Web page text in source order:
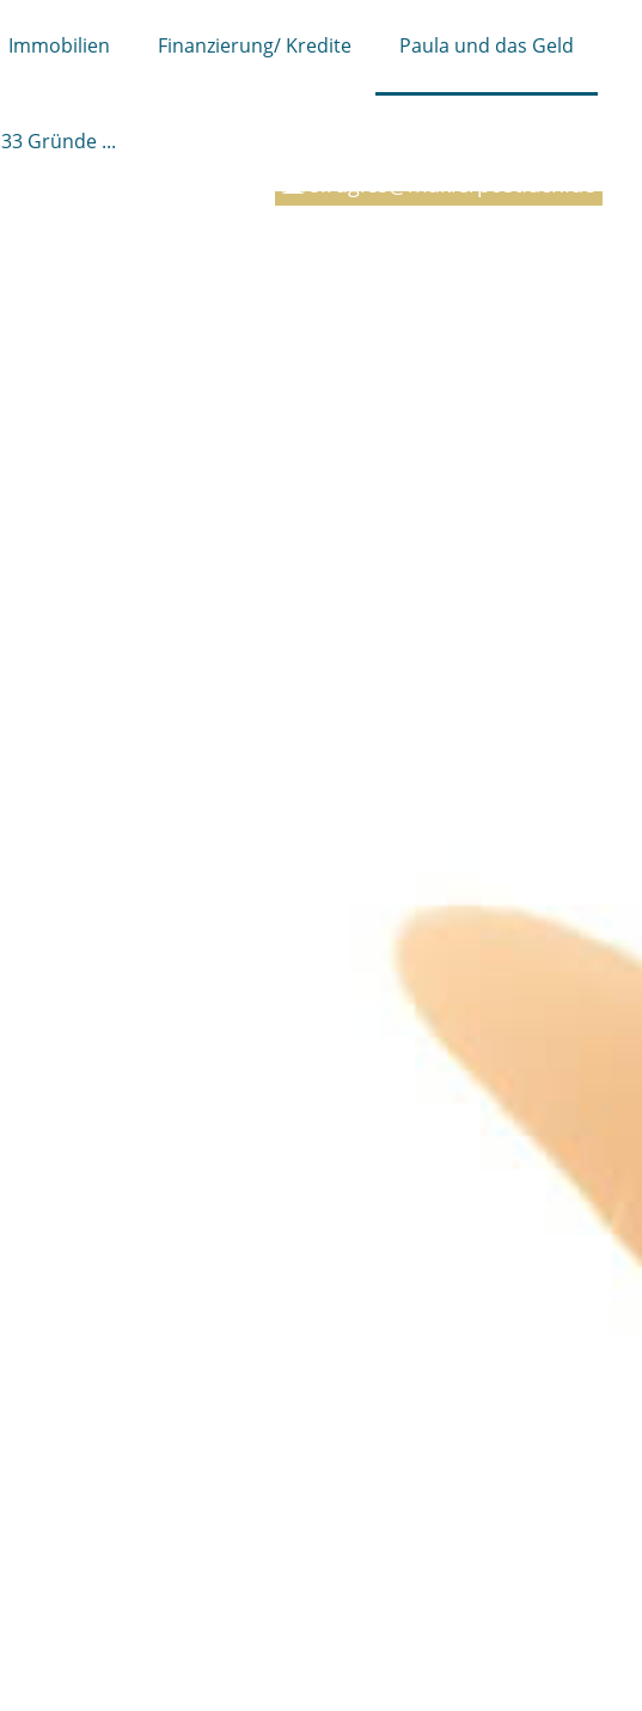
Immobilien Finanzierung/ Kredite Paula und das Geld
33 Gründe ...
s.rugies@maklerpostfach.de